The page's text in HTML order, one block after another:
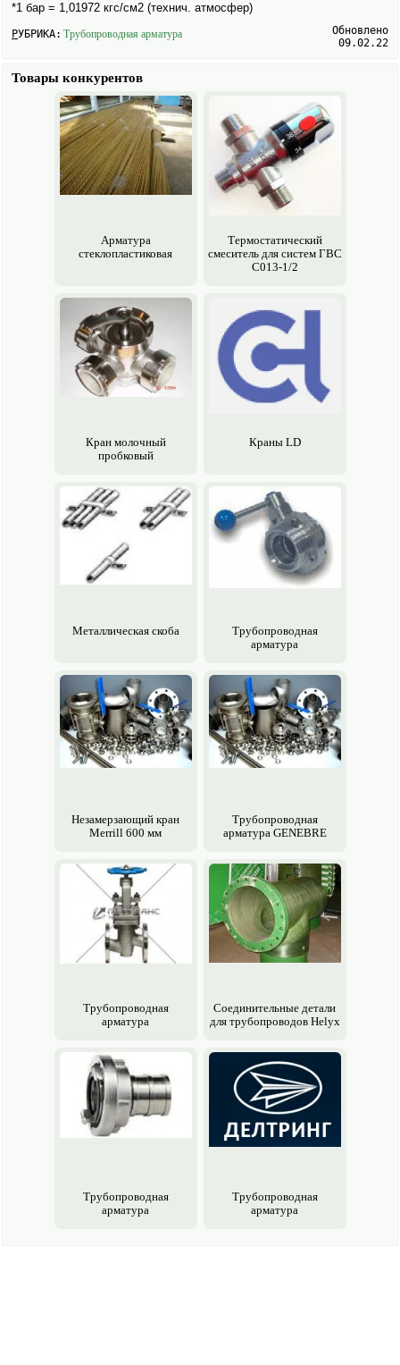
*1 бар = 1,01972 кгс/см2 (технич. атмосфер)
РУБРИКА: Трубопроводная арматура
Обновлено
09.02.22
Товары конкурентов
Арматура
стеклопластиковая
Термостатический
смеситель для систем ГВС
С013-1/2
Кран молочный
пробковый
Краны LD
Металлическая cкоба
Трубопроводная
арматура
Незамерзающий кран
Merrill 600 мм
Трубопроводная
арматура GENEBRE
Трубопроводная
арматура
Соединительные детали
для трубопроводов Helyx
Трубопроводная
арматура
Трубопроводная
арматура